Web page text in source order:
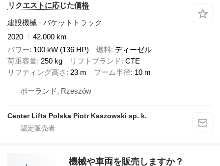
リクエストに応じた価格
建設機械 - バケットトラック
2020
42,000 km
パワー 100 kW (136 HP) 燃料 ディーゼル
荷重容量 250 kg リフトブランド CTE
リフティング高さ
23 m ブーム半径 10 m
ポーランド, Rzeszów
Center Lifts Polska Piotr Kaszowski sp. k.
機械や車両を販売しますか？